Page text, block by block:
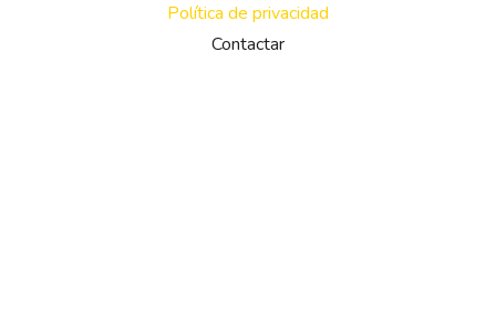
Política de privacidad
Contactar